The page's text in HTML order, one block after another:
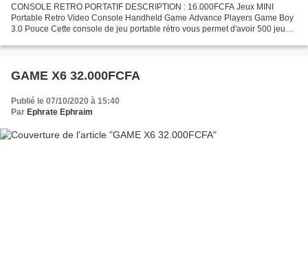
CONSOLE RETRO PORTATIF DESCRIPTION : 16.000FCFA Jeux MINI
Portable Retro Video Console Handheld Game Advance Players Game Boy
3.0 Pouce Cette console de jeu portable rétro vous permet d'avoir 500 jeux
GAME X6 32.000FCFA
Publié le 07/10/2020 à 15:40
Par Ephrate Ephraim